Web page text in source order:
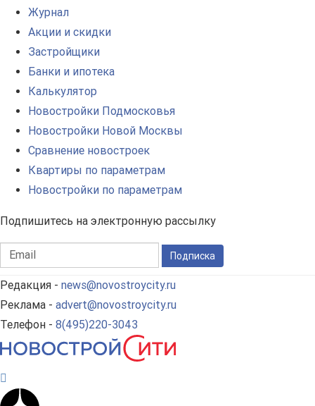
Журнал
Акции и скидки
Застройщики
Банки и ипотека
Калькулятор
Новостройки Подмосковья
Новостройки Новой Москвы
Сравнение новостроек
Квартиры по параметрам
Новостройки по параметрам
Подпишитесь на электронную рассылку
Подписка
Редакция - news@novostroycity.ru
Реклама - advert@novostroycity.ru
Телефон - 8(495)220-3043